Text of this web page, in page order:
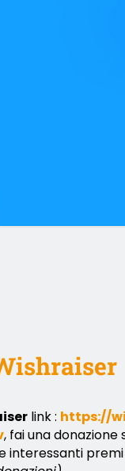
link : https://
, fai una
interessanti